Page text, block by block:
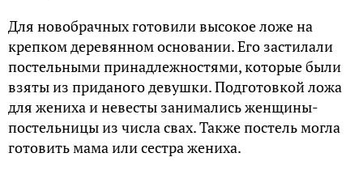
Для новобрачных готовили высокое ложе на
крепком деревянном основании. Его застилали
постельными принадлежностями, которые были
взяты из приданого девушки. Подготовкой ложа
для жениха и невесты занимались женщины-
постельницы из числа свах. Также постель могла
готовить мама или сестра жениха.